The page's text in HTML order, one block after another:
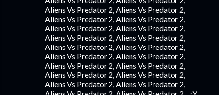
Aliens Vs Predator 2, Aliens Vs Predator 2,
Aliens Vs Predator 2, Aliens Vs Predator 2,
Aliens Vs Predator 2, Aliens Vs Predator 2,
Aliens Vs Predator 2, Aliens Vs Predator 2,
Aliens Vs Predator 2, Aliens Vs Predator 2,
Aliens Vs Predator 2, Aliens Vs Predator 2,
Aliens Vs Predator 2, Aliens Vs Predator 2,
Aliens Vs Predator 2, Aliens Vs Predator 2,
Aliens Vs Predator 2, Aliens Vs Predator 2,